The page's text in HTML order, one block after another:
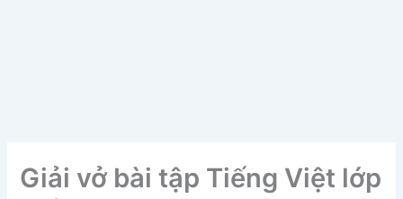
Giải vở bài tập Tiếng Việt lớp